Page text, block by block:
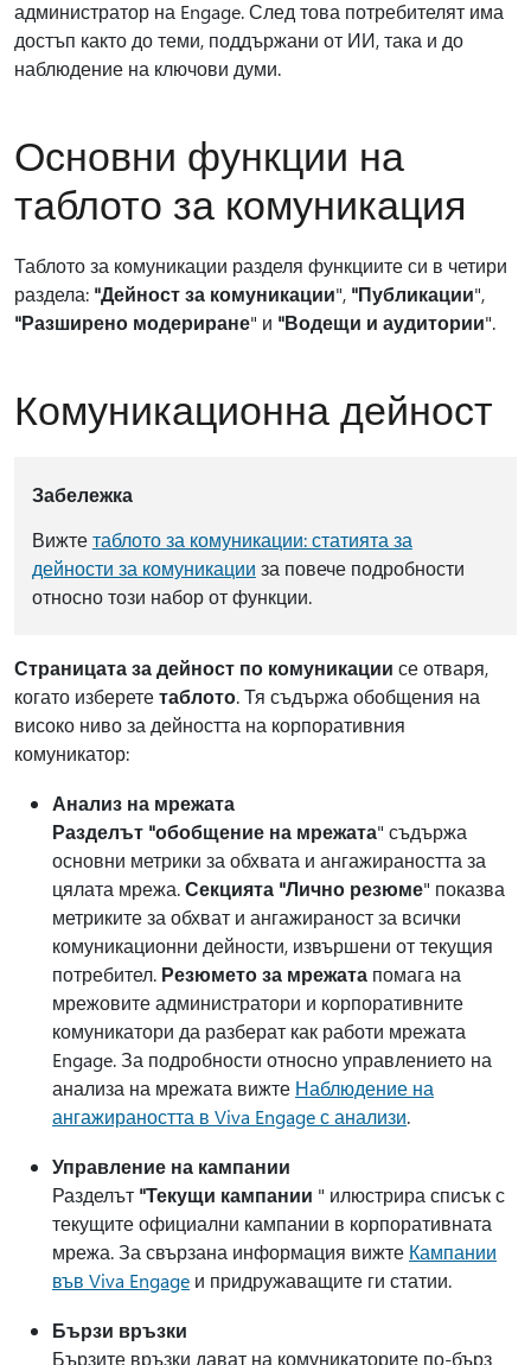
администратор на Engage. След това потребителят има
достъп както до теми, поддържани от ИИ, така и до
наблюдение на ключови думи.
Основни функции на
таблото за комуникация
Таблото за комуникации разделя функциите си в четири
раздела: "Дейност за комуникации", "Публикации",
"Разширено модериране" и "Водещи и аудитории".
Комуникационна дейност
Забележка
Вижтетаблото за комуникации: статията за
дейности за комуникации за повече подробности
относно този набор от функции.
Страницата за дейност по комуникации се отваря,
когато изберететаблото. Тя съдържа обобщения на
високо ниво за дейността на корпоративния
комуникатор:
Анализ на мрежата
Разделът "обобщение на мрежата" съдържа
основни метрики за обхвата и ангажираността за
цялата мрежа.Секцията "Лично резюме" показва
метриките за обхват и ангажираност за всички
комуникационни дейности, извършени от текущия
потребител. Резюмето за мрежата помага на
мрежовите администратори и корпоративните
комуникатори да разберат как работи мрежата
Engage. За подробности относно управлението на
анализа на мрежата вижте Наблюдение на
ангажираността в Viva Engage с анализи.
Управление на кампании
Разделът "Текущи кампании " илюстрира списък с
текущите официални кампании в корпоративната
мрежа. За свързана информация вижте Кампании
във Viva Engage и придружаващите ги статии.
Бързи връзки
Бързите връзки дават на комуникаторите по-бърз